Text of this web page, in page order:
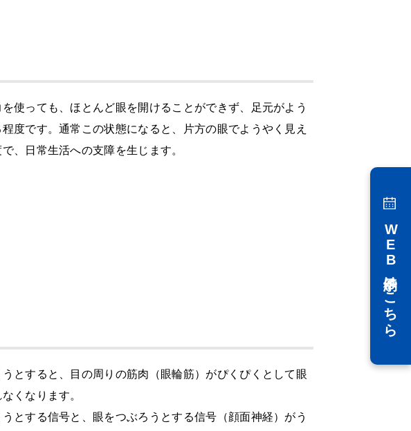
使っても、ほとんど眼を開けることができず、足元がよう
度です。通常この状態になると、片方の眼でようやく見え
、日常生活への支障を生じます。
うとすると、目の周りの筋肉（眼輪筋）がぴくぴくとして眼
くなります。
うとする信号と、眼をつぶろうとする信号（顔面神経）がう
WEB予約はこちら